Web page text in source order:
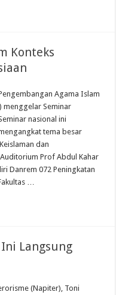
Konteks
Agama Islam
menggelar Seminar
nasional ini
tema besar
dan
Prof Abdul Kahar
Danrem 072 Peningkatan
…
Langsung
(Napiter), Toni